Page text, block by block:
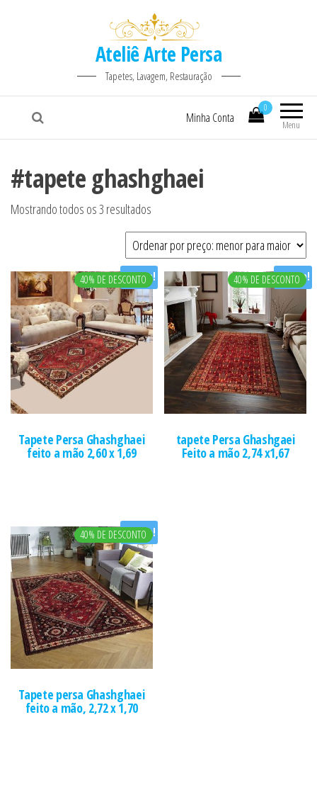
Ateliê Arte Persa
Tapetes, Lavagem, Restauração
Menu
0
Minha Conta
#tapete ghashghaei
Mostrando todos os 3 resultados
Oferta!
40% DE DESCONTO
Tapete Persa Ghashghaei
feito a mão 2,60 x 1,69
Oferta!
40% DE DESCONTO
tapete Persa Ghashgaei
Feito a mão 2,74 x1,67
Oferta!
40% DE DESCONTO
Tapete persa Ghashghaei
feito a mão, 2,72 x 1,70